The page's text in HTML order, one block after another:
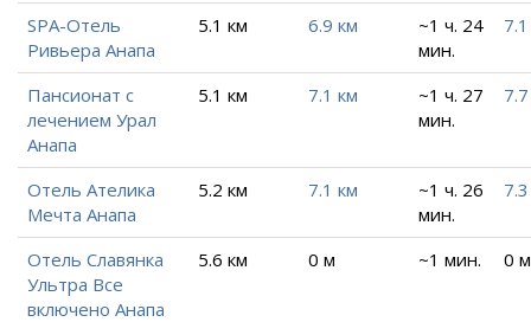
SPA-Отель
Ривьера Анапа
5.1 км 6.9 км
~1 ч. 24
мин.
Пансионат с
лечением Урал
Анапа
5.1 км 7.1 км
~1 ч. 27
мин.
Отель Ателика
Мечта Анапа
5.2 км 7.1 км
~1 ч. 26
мин.
Отель Славянка
Ультра Все
включено Анапа
5.6 км 0 м ~1 мин. 0 м